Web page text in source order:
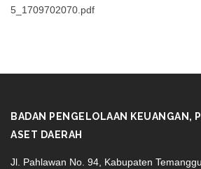
5_1709702070.pdf
BADAN PENGELOLAAN KEUANGAN,
ASET DAERAH
Jl. Pahlawan No. 94, Kabupaten